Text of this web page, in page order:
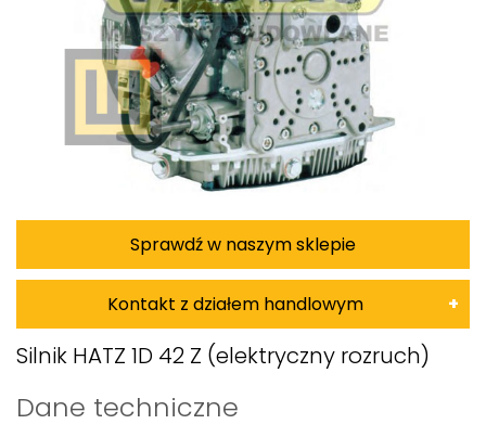
Sprawdź w naszym sklepie
Kontakt z działem handlowym
Damian Korkus
Specjalista d/s sprzedaż maszyn i urządzeń
Silnik HATZ 1D 42 Z (elektryczny rozruch)
Dane techniczne